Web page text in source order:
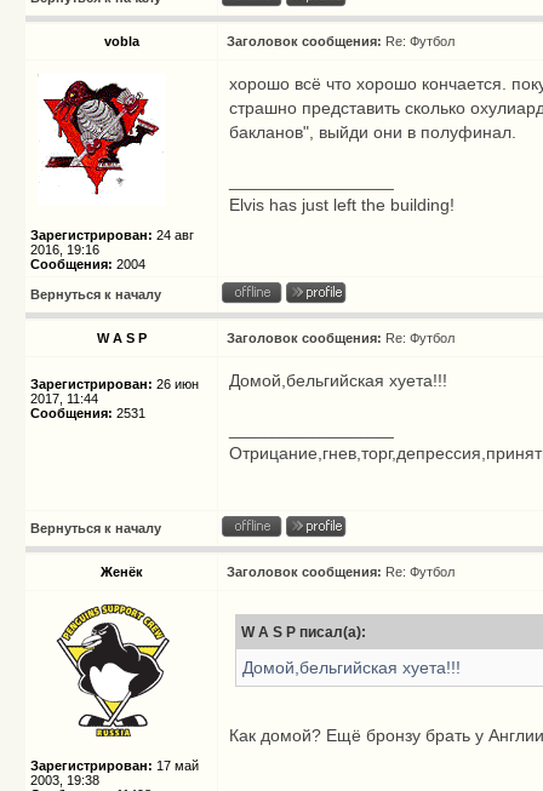
vobla Заголовок сообщения: Re: Футбол
Зарегистрирован: 24 авг
2016, 19:16
Сообщения: 2004
хорошо всё что хорошо кончается.
страшно представить сколько
бакланов", выйди они в полуфинал.
Elvis has just left the building!
Вернуться к началу
W A S P Заголовок сообщения: Re: Футбол
Зарегистрирован: 26 июн
2017, 11:44
Сообщения: 2531
Домой,бельгийская хуета!!!
Вернуться к началу
Женёк Заголовок сообщения: Re: Футбол
Зарегистрирован: 17 май
2003, 19:38
W A S P писал(а):
Домой,бельгийская хуета!!!
Как домой? Ещё бронзу брать у Англии